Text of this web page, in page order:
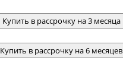
Купить в рассрочку на 3 месяца
Купить в рассрочку на 6 месяцев